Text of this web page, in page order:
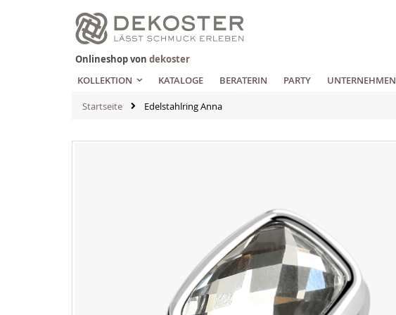
Zum
Inhalt
springen
Onlineshop von dekoster
KOLLEKTION
KATALOGE BERATERIN PARTY UNTERNEHMEN
Startseite Edelstahlring Anna